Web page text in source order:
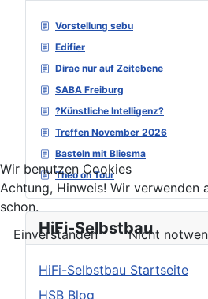
Vorstellung sebu
Edifier
Dirac nur auf Zeitebene
SABA Freiburg
?Künstliche Intelligenz?
Treffen November 2026
Basteln mit Bliesma
Theo on Tour
HiFi-Selbstbau
HiFi-Selbstbau Startseite
HSB Blog
Wir benutzen Cookies
Achtung, Hinweis! Wir
schon.
Einverstanden
Nicht